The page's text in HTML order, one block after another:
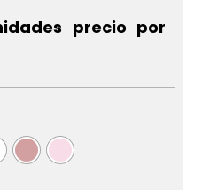
precio por